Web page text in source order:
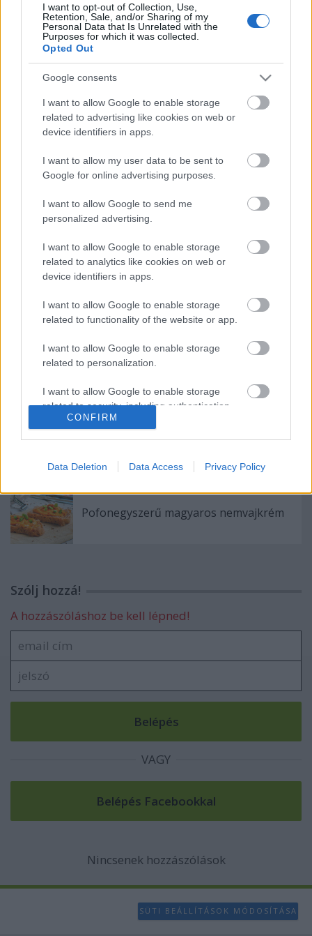
I want to opt-out of Collection, Use,
Retention, Sale, and/or Sharing of my
Personal Data that Is Unrelated with the
Purposes for which it was collected.
Opted Out
Google consents
I want to allow Google to enable storage
related to advertising like cookies on web or
device identifiers in apps.
I want to allow my user data to be sent to
Google for online advertising purposes.
I want to allow Google to send me
personalized advertising.
I want to allow Google to enable storage
related to analytics like cookies on web or
device identifiers in apps.
I want to allow Google to enable storage
related to functionality of the website or app.
I want to allow Google to enable storage
related to personalization.
I want to allow Google to enable storage
related to security, including authentication
functionality and fraud prevention, and other
CONFIRM
Data Deletion Data Access Privacy Policy
Címkék:saláta gluténmentes
laktózmentes
vegán főzés nélkül
Ajánlott bejegyzések:
Csipkés rakott karfiol
Rakott kel (vegán)
Ribizlis köleskoch
Pofonegyszerű magyaros nemvajkrém
Szólj hozzá!
A hozzászóláshoz be kell lépned!
VAGY
Nincsenek hozzászólások
SÜTI BEÁLLÍTÁSOK MÓDOSÍTÁSA